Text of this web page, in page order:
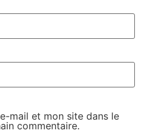
mail et mon site dans le
commentaire.